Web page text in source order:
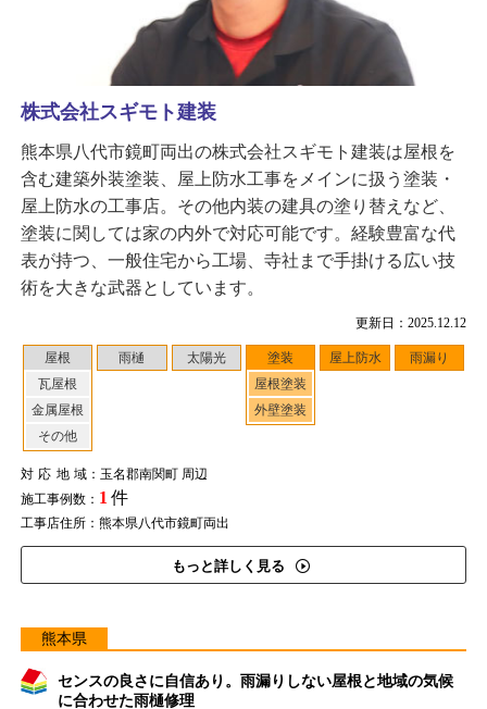
更新日：2025.12.12
屋根
瓦屋根
金属屋根
その他
雨樋 太陽光
塗装
屋根塗装
外壁塗装
屋上防水 雨漏り
対応地域：玉名郡南関町 周辺
施工事例数： 1 件
工事店住所：熊本県八代市鏡町両出
もっと詳しく見る
株式会社スギモト建装
熊本県八代市鏡町両出の株式会社スギモト建装は屋根を
含む建築外装塗装、屋上防水工事をメインに扱う塗装・
屋上防水の工事店。その他内装の建具の塗り替えなど、
塗装に関しては家の内外で対応可能です。経験豊富な代
表が持つ、一般住宅から工場、寺社まで手掛ける広い技
術を大きな武器としています。
熊本県
センスの良さに自信あり。雨漏りしない屋根と地域の気候
に合わせた雨樋修理